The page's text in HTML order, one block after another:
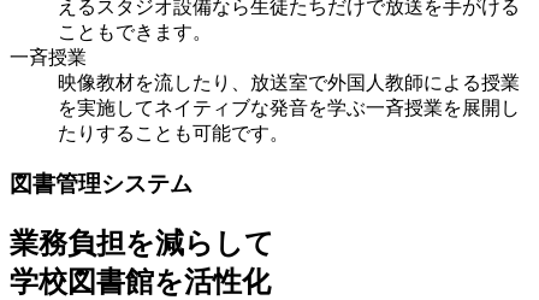
えるスタジオ設備なら生徒たちだけで放送を手がける
こともできます。
一斉授業
映像教材を流したり、放送室で外国人教師による授業
を実施してネイティブな発音を学ぶ一斉授業を展開し
たりすることも可能です。
図書管理システム
業務負担を減らして
学校図書館を活性化